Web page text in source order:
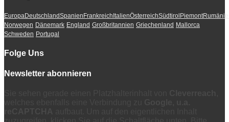
EuropaDeutschlandSpanien Frankreich ItalienÖsterreichSüdtirol Piemont
Norwegen Dänemark England Großbritannien Griechenland Mallorca
Schweden Portugal
Folge Uns
Newsletter abonnieren